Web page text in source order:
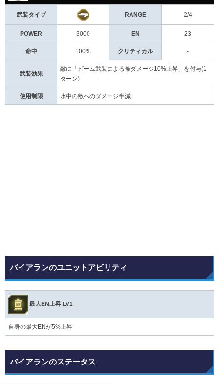
武装タイプ RANGE 2/4
POWER 3000 EN 23
命中 100% クリティカル -
武装効果
敵に「ビーム武装による被ダメージ10%上昇」を付与(1
ターン)
使用制限 水中の敵へのダメージ半減
バイアランのユニットアビリティ
最大EN上昇 LV1
自身の最大ENが5%上昇
バイアランのステータス